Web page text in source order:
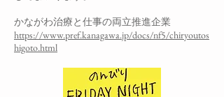
かながわ治療と仕事の両立推進企業
https://www.pref.kanagawa.jp/docs/nf5/chiryoutos
higoto.html